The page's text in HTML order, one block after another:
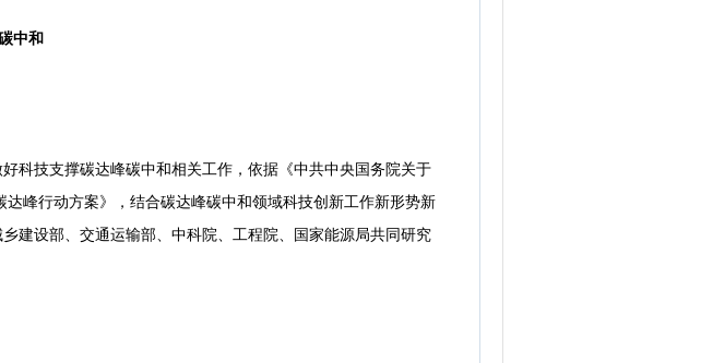
中和
技支撑碳达峰碳中和相关工作，依据《中共中央国务院关于
峰行动方案》，结合碳达峰碳中和领域科技创新工作新形势新
建设部、交通运输部、中科院、工程院、国家能源局共同研究